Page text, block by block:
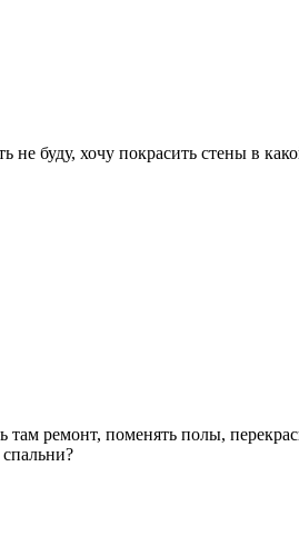
не буду, хочу покрасить стены в
ремонт, поменять полы,